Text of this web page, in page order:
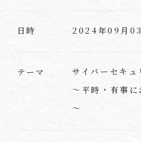
日時 2024年09月
テーマ
サイバーセキュ
～平時・有事
～